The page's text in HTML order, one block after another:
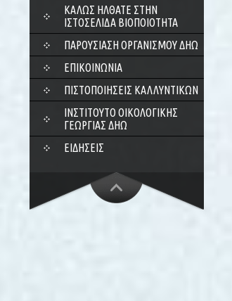
ΚΑΛΏΣ ΉΛΘΑΤΕ ΣΤΗΝ
ΙΣΤΟΣΕΛΊΔΑ ΒΙΟΠΟΙΌΤΗΤΑ
ΠΑΡΟΥΣΊΑΣΗ ΟΡΓΑΝΙΣΜΟΎ ΔΗΩ
ΕΠΙΚΟΙΝΩΝΊΑ
ΠΙΣΤΟΠΟΙΉΣΕΙΣ ΚΑΛΛΥΝΤΙΚΏΝ
ΙΝΣΤΙΤΟΎΤΟ ΟΙΚΟΛΟΓΙΚΉΣ
ΓΕΩΡΓΊΑΣ ΔΗΩ
ΕΙΔΉΣΕΙΣ